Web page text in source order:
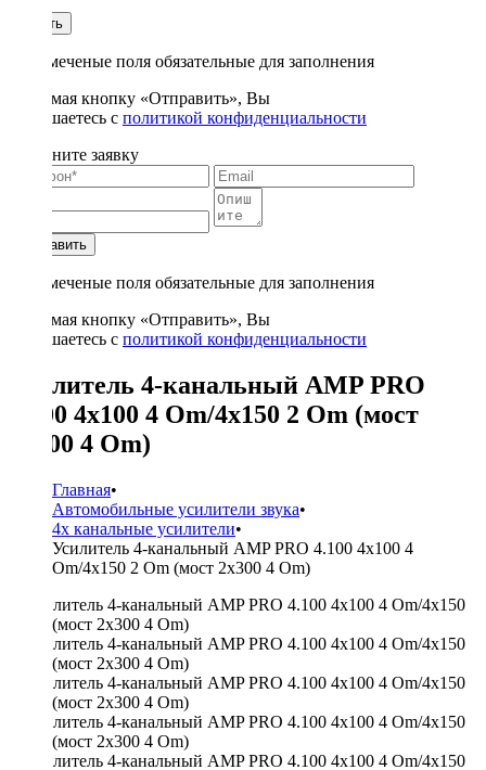
Купить
* - отмеченые поля обязательные для заполнения
Нажимая кнопку «Отправить», Вы
соглашаетесь с политикой конфиденциальности
Заполните заявку
Отправить
* - отмеченые поля обязательные для заполнения
Нажимая кнопку «Отправить», Вы
соглашаетесь с политикой конфиденциальности
Усилитель 4-канальный AMP PRO
4.100 4x100 4 Om/4x150 2 Om (мост
2x300 4 Om)
Главная•
Автомобильные усилители звука•
4х канальные усилители•
Усилитель 4-канальный AMP PRO 4.100 4x100 4
Om/4x150 2 Om (мост 2x300 4 Om)